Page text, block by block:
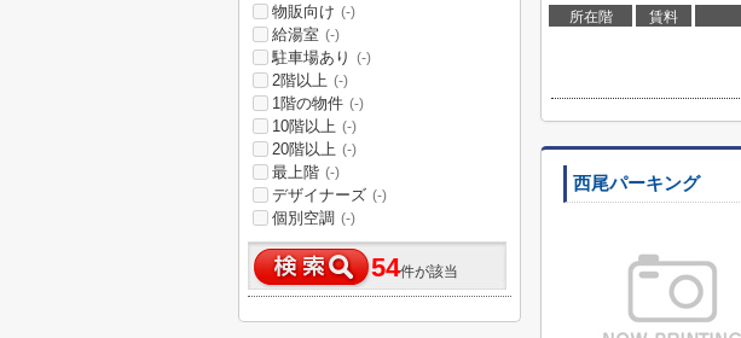
所在階 賃料
西尾パーキング
物販向け (-)
給湯室 (-)
駐車場あり (-)
2階以上 (-)
1階の物件 (-)
10階以上 (-)
20階以上 (-)
最上階 (-)
デザイナーズ (-)
個別空調 (-)
54件が該当